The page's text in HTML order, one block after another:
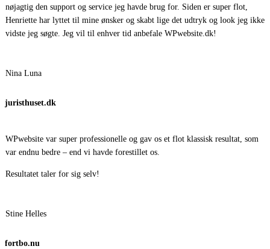
nøjagtig den support og service jeg havde brug for. Siden er super flot,
Henriette har lyttet til mine ønsker og skabt lige det udtryk og look jeg ikke
vidste jeg søgte. Jeg vil til enhver tid anbefale WPwebsite.dk!
Nina Luna
juristhuset.dk
WPwebsite var super professionelle og gav os et flot klassisk resultat, som
var endnu bedre – end vi havde forestillet os.
Resultatet taler for sig selv!
Stine Helles
fortbo.nu